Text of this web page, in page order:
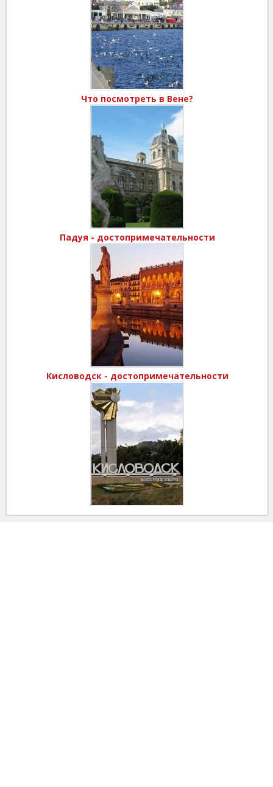
Что посмотреть в Вене?
Падуя - достопримечательности
Кисловодск - достопримечательности